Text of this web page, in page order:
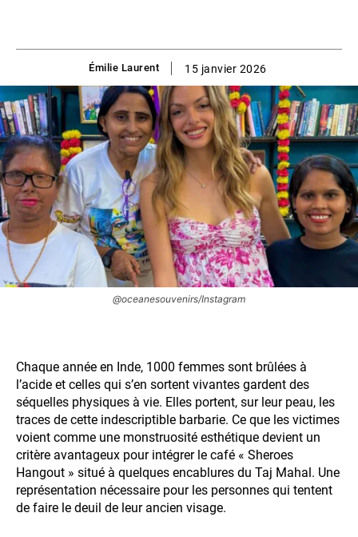
Émilie Laurent 15 janvier 2026
@oceanesouvenirs/Instagram
Chaque année en Inde, 1000 femmes sont brûlées à
l’acide et celles qui s’en sortent vivantes gardent des
séquelles physiques à vie. Elles portent, sur leur peau, les
traces de cette indescriptible barbarie. Ce que les victimes
voient comme une monstruosité esthétique devient un
critère avantageux pour intégrer le café « Sheroes
Hangout » situé à quelques encablures du Taj Mahal. Une
représentation nécessaire pour les personnes qui tentent
de faire le deuil de leur ancien visage.